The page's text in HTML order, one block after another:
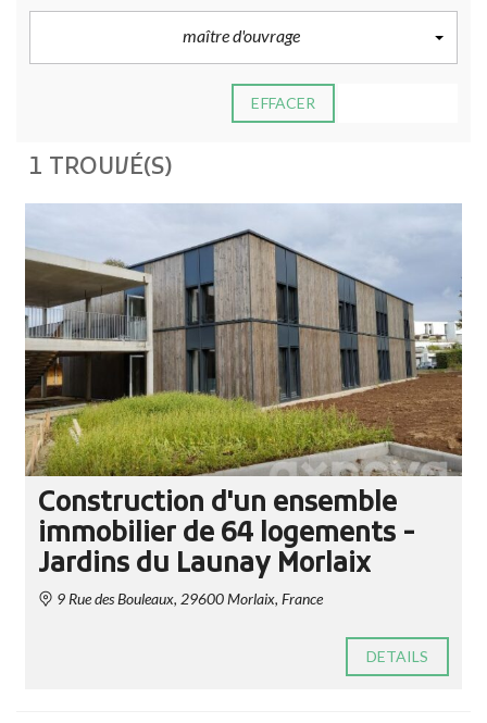
maître d'ouvrage
EFFACER
1 TROUVÉ(S)
Construction d'un ensemble
immobilier de 64 logements -
Jardins du Launay Morlaix
9 Rue des Bouleaux, 29600 Morlaix, France
DETAILS